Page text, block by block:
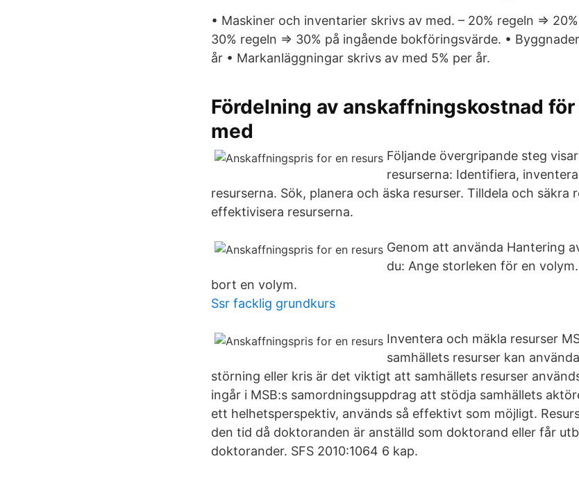
• Maskiner och inventarier skrivs av med. – 20% regeln =>
30% regeln => 30% på ingående bokföringsvärde. •
år • Markanläggningar skrivs av med 5% per år.
Fördelning av anskaffningskostnad
med
Följande övergripande steg
resurserna: Identifiera,
resurserna. Sök, planera och äska resurser. Tilldela och säkra
effektivisera resurserna.
Genom att använda Hantering
du: Ange storleken för en
bort en volym.
Ssr facklig grundkurs
Inventera och mäkla resurser
samhällets resurser kan
störning eller kris är det viktigt att samhällets resurser
ingår i MSB:s samordningsuppdrag att stödja samhällets
ett helhetsperspektiv, används så effektivt som möjligt.
den tid då doktoranden är anställd som doktorand eller får
doktorander. SFS 2010:1064 6 kap.